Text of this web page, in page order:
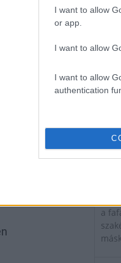
I want to allow
or app.
I want to allow
I want to allow
authentication
Vizet a tájba!
a